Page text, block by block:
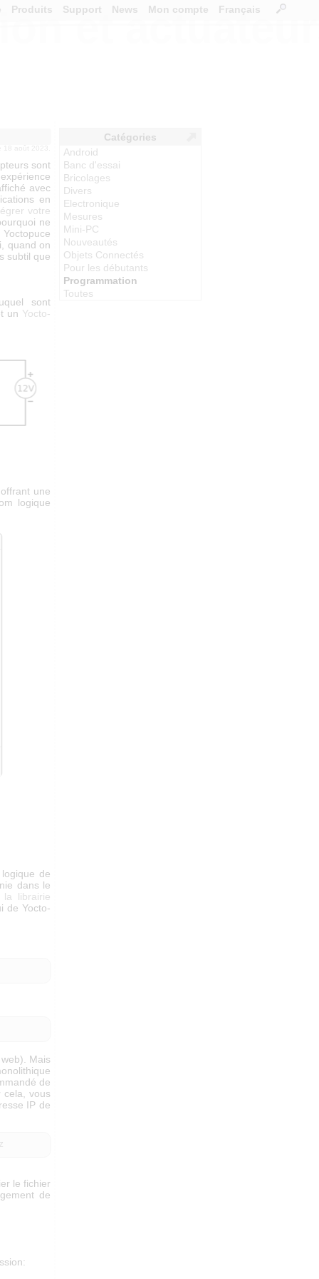
et
sont
avec
en
votre
ne
quand on
subtil que
sont
un Yocto-
une
logique
de
dans le
la librairie
de Yocto-
Mais
de
cela, vous
IP de
le fichier
de
Produits Support News Mon compte Français
Catégories
Android
Banc d'essai
Bricolages
Divers
Electronique
Mesures
Mini-PC
Nouveautés
Objets Connectés
Pour les débutants
Programmation
Toutes